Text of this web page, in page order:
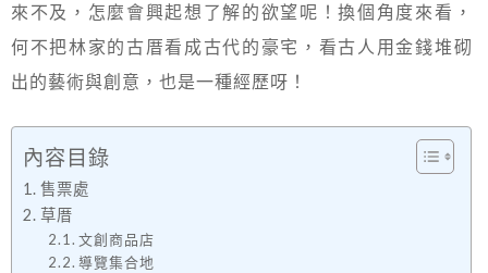
來不及，怎麼會興起想了解的欲望呢！換個角度來看，
何不把林家的古厝看成古代的豪宅，看古人用金錢堆砌
出的藝術與創意，也是一種經歷呀！
內容目錄
售票處
草厝
文創商品店
導覽集合地